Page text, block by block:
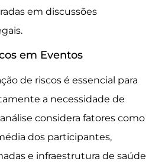
em discussões
em Eventos
de riscos é essencial para
a necessidade de
considera fatores como
dos participantes,
e infraestrutura de saúde